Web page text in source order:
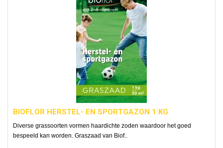
BIOFLOR HERSTEL- EN SPORTGAZON 1 KG
Diverse grassoorten vormen haardichte zoden waardoor het goed
bespeeld kan worden. Graszaad van Biof..